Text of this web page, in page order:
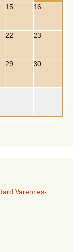
15 16
22 23
29 30
Varennes-